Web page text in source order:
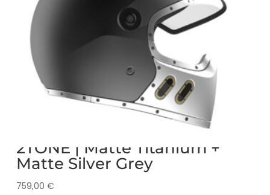
2TONE | Matte Titanium +
Matte Silver Grey
759,00 €